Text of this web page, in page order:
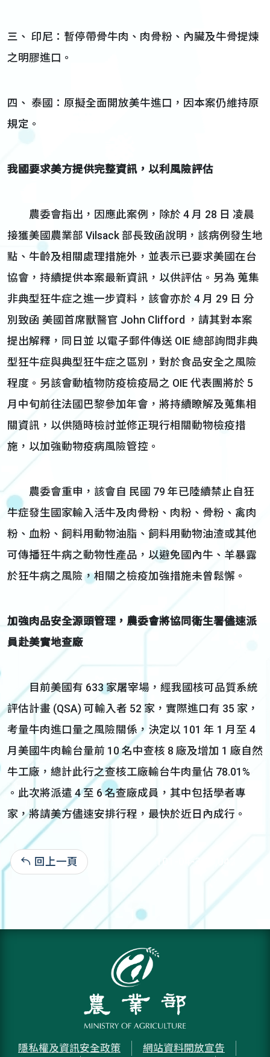
三、 印尼：暫停帶骨牛肉、肉骨粉、內臟及牛骨提煉
之明膠進口。
四、 泰國：原擬全面開放美牛進口，因本案仍維持原
規定。
我國要求美方提供完整資訊，以利風險評估
農委會指出，因應此案例，除於 4 月 28 日 凌晨
接獲美國農業部 Vilsack 部長致函說明，該病例發生地
點、牛齡及相關處理措施外，並表示已要求美國在台
協會，持續提供本案最新資訊，以供評估。另為 蒐集
非典型狂牛症之進一步資料，該會亦於 4 月 29 日 分
別致函 美國首席獸醫官 John Clifford ，請其對本案
提出解釋，同日並 以電子郵件傳送 OIE 總部詢問非典
型狂牛症與典型狂牛症之區別，對於食品安全之風險
程度。另該會動植物防疫檢疫局之 OIE 代表團將於 5
月中旬前往法國巴黎參加年會，將持續瞭解及蒐集相
關資訊，以供隨時檢討並修正現行相關動物檢疫措
施，以加強動物疫病風險管控。
農委會重申，該會自 民國 79 年已陸續禁止自狂
牛症發生國家輸入活牛及肉骨粉、肉粉、骨粉、禽肉
粉、血粉、飼料用動物油脂、飼料用動物油渣或其他
可傳播狂牛病之動物性產品，以避免國內牛、羊暴露
於狂牛病之風險，相關之檢疫加強措施未曾鬆懈。
加強肉品安全源頭管理，農委會將協同衛生署儘速派
員赴美實地查廠
目前美國有 633 家屠宰場，經我國核可品質系統
評估計畫 (QSA) 可輸入者 52 家，實際進口有 35 家，
考量牛肉進口量之風險關係，決定以 101 年 1 月至 4
月美國牛肉輸台量前 10 名中查核 8 廠及增加 1 廠自然
牛工廠，總計此行之查核工廠輸台牛肉量佔 78.01%
。此次將派遣 4 至 6 名查廠成員，其中包括學者專
家，將請美方儘速安排行程，最快於近日內成行。
回上一頁 101-04-30:3,042
隱私權及資訊安全政策 網站資料開放宣告